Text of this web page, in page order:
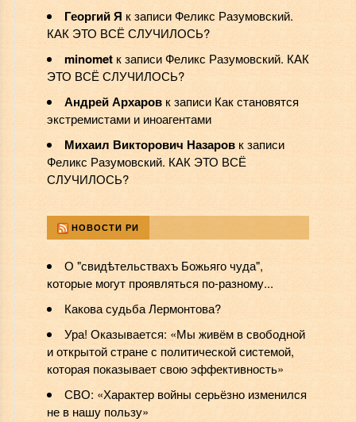
Георгий Я к записиФеликс Разумовский.
КАК ЭТО ВСЁ СЛУЧИЛОСЬ?
minometк записиФеликс Разумовский. КАК
ЭТО ВСЁ СЛУЧИЛОСЬ?
Андрей Архаровк записи Как становятся
экстремистами и иноагентами
Михаил Викторович Назаровк записи
Феликс Разумовский. КАК ЭТО ВСЁ
СЛУЧИЛОСЬ?
НОВОСТИ РИ
О "свидѣтельствахъ Божьяго чуда",
которые могут проявляться по-разному...
Какова судьба Лермонтова?
Ура! Оказывается: «Мы живём в свободной
и открытой стране с политической системой,
которая показывает свою эффективность»
СВО: «Характер войны серьёзно изменился
не в нашу пользу»